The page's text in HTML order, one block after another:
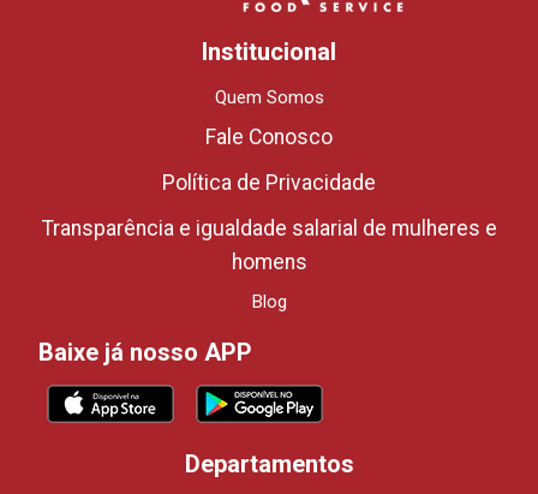
Institucional
Quem Somos
Fale Conosco
Política de Privacidade
Transparência e igualdade salarial de mulheres e
homens
Blog
Baixe já nosso APP
Departamentos